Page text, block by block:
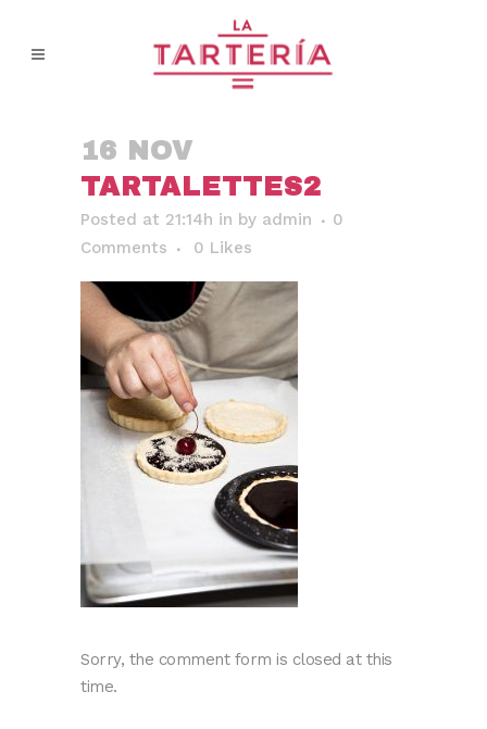
16 NOV
TARTALETTES2
Posted at 21:14h in by admin
0
Comments
0 Likes
Sorry, the comment form is closed at this
time.